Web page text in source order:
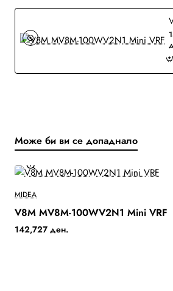
Може би ви се допаднало
Бесплатна Достава
MIDEA
V8M MV8M-100WV2N1 Mini VRF
142,727 ден.